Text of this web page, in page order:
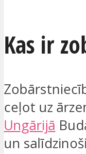
Kas ir
ceļot uz
Ungārijā
un